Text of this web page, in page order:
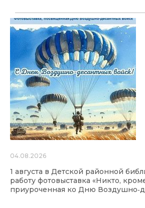
04.08.2026
1 августа в Детской районной
работу фотовыставка «Никто,
приуроченная ко Дню